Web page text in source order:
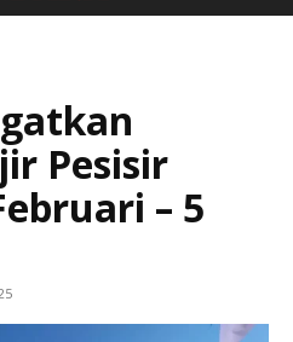
Pesisir
– 5